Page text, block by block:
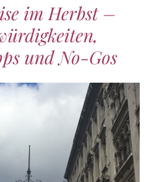
im Herbst –
und No-Gos